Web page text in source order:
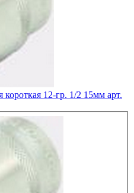
короткая 12-гр. 1/2 15мм арт.